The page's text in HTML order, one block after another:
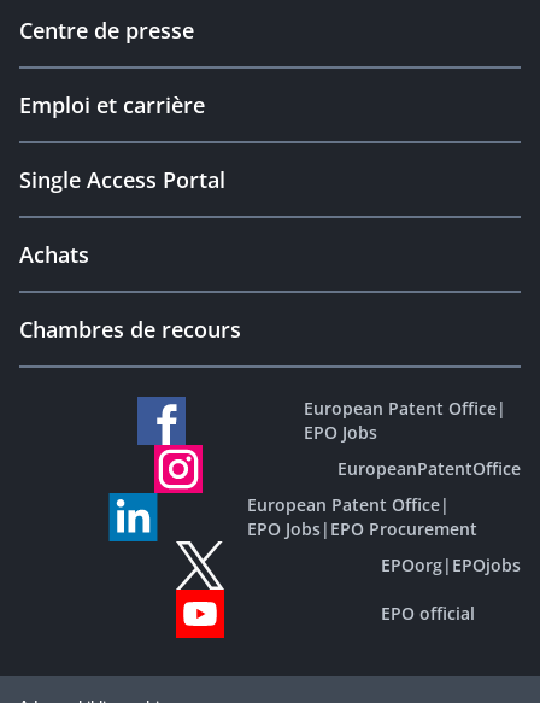
Centre de presse
Emploi et carrière
Single Access Portal
Achats
Chambres de recours
European Patent Office|
EPO Jobs
EuropeanPatentOffice
European Patent Office|
EPO Jobs| EPO Procurement
EPOorg| EPOjobs
EPO official